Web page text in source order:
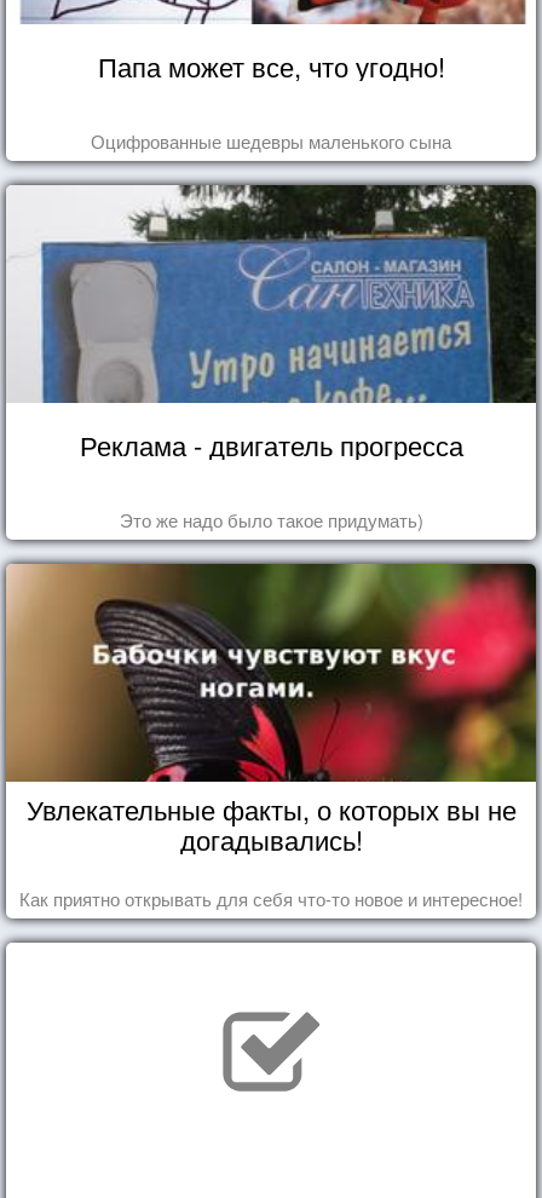
Папа может все, что угодно!
Оцифрованные шедевры маленького сына
Реклама - двигатель прогресса
Это же надо было такое придумать)
Увлекательные факты, о которых вы не
догадывались!
Как приятно открывать для себя что-то новое и интересное!